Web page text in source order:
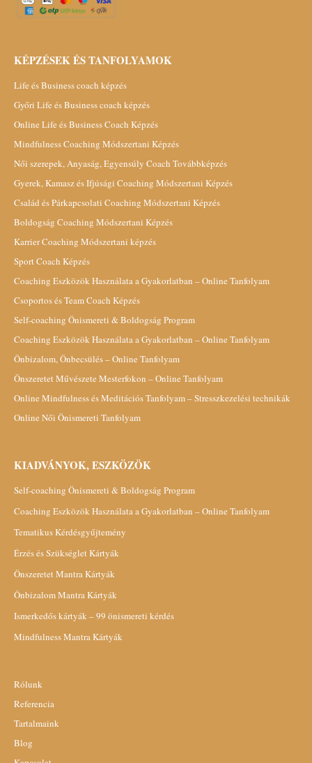
KÉPZÉSEK ÉS TANFOLYAMOK
Life és Business coach képzés
Győri Life és Business coach képzés
Online Life és Business Coach Képzés
Mindfulness Coaching Módszertani Képzés
Női szerepek, Anyaság, Egyensúly Coach Továbbképzés
Gyerek, Kamasz és Ifjúsági Coaching Módszertani Képzés
Család és Párkapcsolati Coaching Módszertani Képzés
Boldogság Coaching Módszertani Képzés
Karrier Coaching Módszertani képzés
Sport Coach Képzés
Coaching Eszközök Használata a Gyakorlatban – Online Tanfolyam
Csoportos és Team Coach Képzés
Self-coaching Önismereti & Boldogság Program
Coaching Eszközök Használata a Gyakorlatban – Online Tanfolyam
Önbizalom, Önbecsülés – Online Tanfolyam
Önszeretet Művészete Mesterfokon – Online Tanfolyam
Online Mindfulness és Meditációs Tanfolyam – Stresszkezelési technikák
Online Női Önismereti Tanfolyam
KIADVÁNYOK, ESZKÖZÖK
Self-coaching Önismereti & Boldogság Program
Coaching Eszközök Használata a Gyakorlatban – Online Tanfolyam
Tematikus Kérdésgyűjtemény
Érzés és Szükséglet Kártyák
Önszeretet Mantra Kártyák
Önbizalom Mantra Kártyák
Ismerkedős kártyák – 99 önismereti kérdés
Mindfulness Mantra Kártyák
Rólunk
Referencia
Tartalmaink
Blog